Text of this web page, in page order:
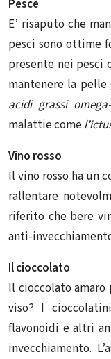
Pesce
E’ risaputo che
pesci sono ottime
presente nei pesci
mantenere la
acidi grassi
malattie come
Vino rosso
Il vino rosso ha un
rallentare
riferito che bere
anti-
Il cioccolato
Il cioccolato
viso? I
flavonoidi e altri
invecchiamento.